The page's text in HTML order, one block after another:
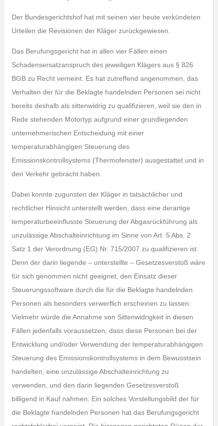
Der Bundesgerichtshof hat mit seinen vier heute verkündeten
Urteilen die Revisionen der Kläger zurückgewiesen.
Das Berufungsgericht hat in allen vier Fällen einen
Schadensersatzanspruch des jeweiligen Klägers aus § 826
BGB zu Recht verneint. Es hat zutreffend angenommen, das
Verhalten der für die Beklagte handelnden Personen sei nicht
bereits deshalb als sittenwidrig zu qualifizieren, weil sie den in
Rede stehenden Motortyp aufgrund einer grundlegenden
unternehmerischen Entscheidung mit einer
temperaturabhängigen Steuerung des
Emissionskontrollsystems (Thermofenster) ausgestattet und in
den Verkehr gebracht haben.
Dabei konnte zugunsten der Kläger in tatsächlicher und
rechtlicher Hinsicht unterstellt werden, dass eine derartige
temperaturbeeinflusste Steuerung der Abgasrückführung als
unzulässige Abschalteinrichtung im Sinne von Art. 5 Abs. 2
Satz 1 der Verordnung (EG) Nr. 715/2007 zu qualifizieren ist.
Denn der darin liegende – unterstellte – Gesetzesverstoß wäre
für sich genommen nicht geeignet, den Einsatz dieser
Steuerungssoftware durch die für die Beklagte handelnden
Personen als besonders verwerflich erscheinen zu lassen.
Vielmehr würde die Annahme von Sittenwidrigkeit in diesen
Fällen jedenfalls voraussetzen, dass diese Personen bei der
Entwicklung und/oder Verwendung der temperaturabhängigen
Steuerung des Emissionskontrollsystems in dem Bewusstsein
handelten, eine unzulässige Abschalteinrichtung zu
verwenden, und den darin liegenden Gesetzesverstoß
billigend in Kauf nahmen. Ein solches Vorstellungsbild der für
die Beklagte handelnden Personen hat das Berufungsgericht